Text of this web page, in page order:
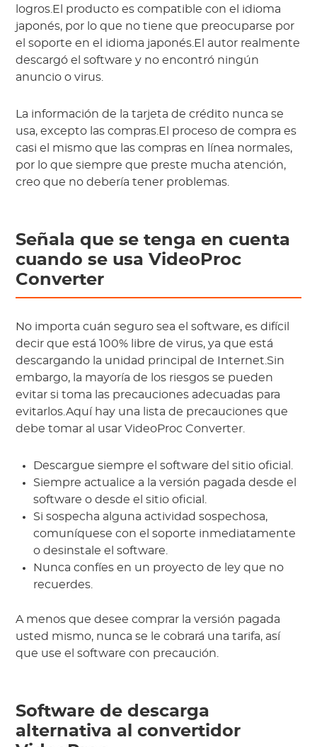
logros.El producto es compatible con el idioma
japonés, por lo que no tiene que preocuparse por
el soporte en el idioma japonés.El autor realmente
descargó el software y no encontró ningún
anuncio o virus.
La información de la tarjeta de crédito nunca se
usa, excepto las compras.El proceso de compra es
casi el mismo que las compras en línea normales,
por lo que siempre que preste mucha atención,
creo que no debería tener problemas.
Señala que se tenga en cuenta
cuando se usa VideoProc
Converter
No importa cuán seguro sea el software, es difícil
decir que está 100% libre de virus, ya que está
descargando la unidad principal de Internet.Sin
embargo, la mayoría de los riesgos se pueden
evitar si toma las precauciones adecuadas para
evitarlos.Aquí hay una lista de precauciones que
debe tomar al usar VideoProc Converter.
Descargue siempre el software del sitio oficial.
Siempre actualice a la versión pagada desde el
software o desde el sitio oficial.
Si sospecha alguna actividad sospechosa,
comuníquese con el soporte inmediatamente
o desinstale el software.
Nunca confíes en un proyecto de ley que no
recuerdes.
A menos que desee comprar la versión pagada
usted mismo, nunca se le cobrará una tarifa, así
que use el software con precaución.
Software de descarga
alternativa al convertidor